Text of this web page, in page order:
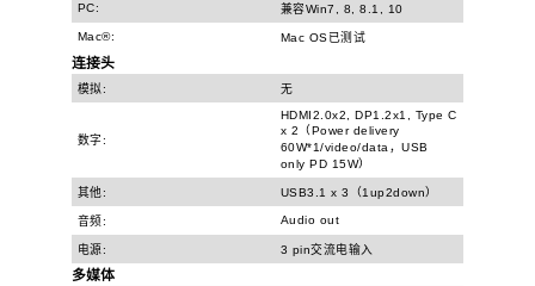
PC: 兼容Win7, 8, 8.1, 10
Mac®: Mac OS已测试
连接头
模拟: 无
数字:
HDMI2.0x2, DP1.2x1, Type C
x 2（Power delivery
60W*1/video/data，USB
only PD 15W）
其他: USB3.1 x 3（1up2down）
音频: Audio out
电源: 3 pin交流电输入
多媒体